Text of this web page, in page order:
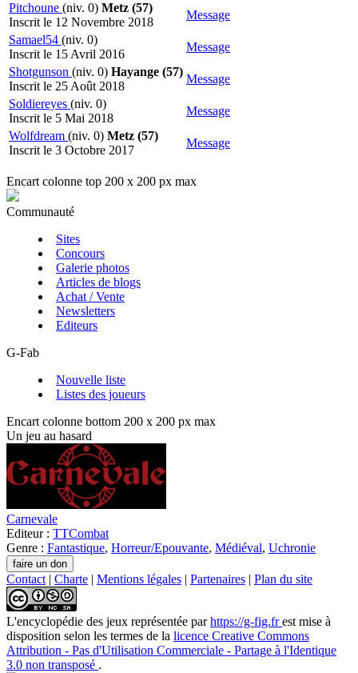
Pitchoune (niv. 0) Metz (57)
Inscrit le 12 Novembre 2018
Message
Samael54 (niv. 0)
Inscrit le 15 Avril 2016
Message
Shotgunson (niv. 0) Hayange (57)
Inscrit le 25 Août 2018
Message
Soldiereyes (niv. 0)
Inscrit le 5 Mai 2018
Message
Wolfdream (niv. 0) Metz (57)
Inscrit le 3 Octobre 2017
Message
Encart colonne top 200 x 200 px max
Communauté
Sites
Concours
Galerie photos
Articles de blogs
Achat / Vente
Newsletters
Editeurs
G-Fab
Nouvelle liste
Listes des joueurs
Encart colonne bottom 200 x 200 px max
Un jeu au hasard
Carnevale
Editeur : TTCombat
Genre : Fantastique, Horreur/Epouvante, Médiéval, Uchronie
Contact | Charte | Mentions légales | Partenaires | Plan du site
L'encyclopédie des jeux représentée parhttps://g-fig.frest mise à
disposition selon les termes de la licence Creative Commons
Attribution - Pas d'Utilisation Commerciale - Partage à l'Identique
3.0 non transposé .